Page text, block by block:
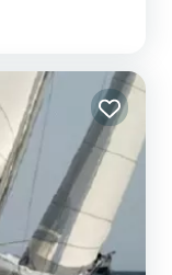
von Der aktuelle
vor der Insel